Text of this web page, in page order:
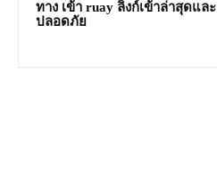
ทาง เข้า ruay ลิงก์เข้าล่าสุดและ
ปลอดภัย